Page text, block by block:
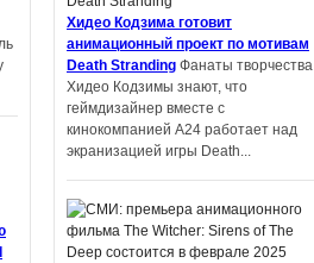
PIN-UP: что
проверить перед
регистрацией и
первым депоз ...
Samsung работает
над новыми
наушниками Galaxy
Хидео Кодзима готовит
анимационный проект по мотивам
Death Stranding Фанаты творчества
Хидео Кодзимы знают, что
геймдизайнер вместе с
кинокомпанией A24 работает над
экранизацией игры Death...